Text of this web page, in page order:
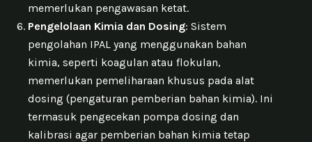
memerlukan pengawasan ketat.
Pengelolaan Kimia dan Dosing: Sistem
pengolahan IPAL yang menggunakan bahan
kimia, seperti koagulan atau flokulan,
memerlukan pemeliharaan khusus pada alat
dosing (pengaturan pemberian bahan kimia). Ini
termasuk pengecekan pompa dosing dan
kalibrasi agar pemberian bahan kimia tetap